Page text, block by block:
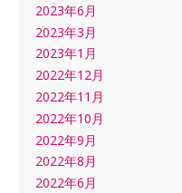
2023年6月
2023年3月
2023年1月
2022年12月
2022年11月
2022年10月
2022年9月
2022年8月
2022年6月